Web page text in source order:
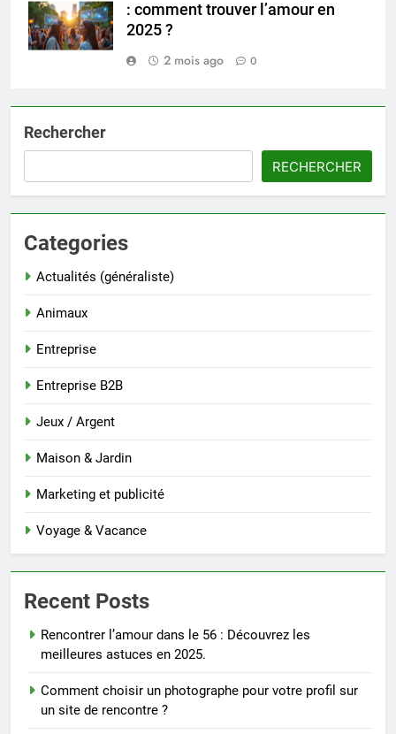
: comment trouver l’amour en
2025 ?
2 mois ago
0
Rechercher
RECHERCHER
Categories
Actualités (généraliste)
Animaux
Entreprise
Entreprise B2B
Jeux / Argent
Maison & Jardin
Marketing et publicité
Voyage & Vacance
Recent Posts
Rencontrer l’amour dans le 56 : Découvrez les
meilleures astuces en 2025.
Comment choisir un photographe pour votre profil sur
un site de rencontre ?